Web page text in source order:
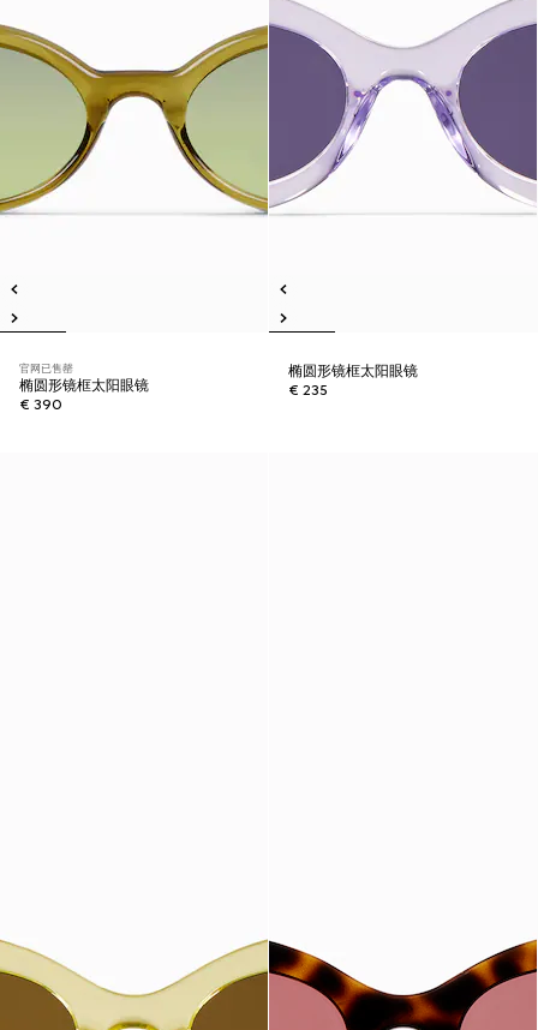
官网已售罄
椭圆形镜框太阳眼镜
€ 390
椭圆形镜框太阳眼镜
€ 235